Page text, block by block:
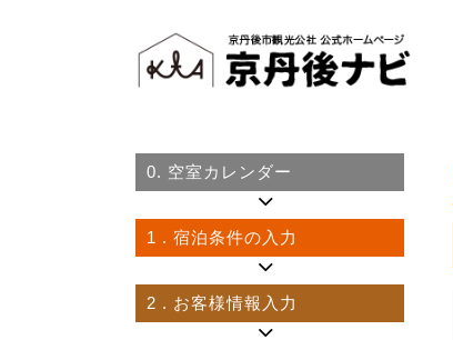
0. 空室カレンダー
1 . 宿泊条件の入力
2 . お客様情報入力